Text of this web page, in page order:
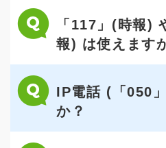
「117」(時報)
報) は使えます
IP電話 (「050
か？